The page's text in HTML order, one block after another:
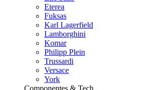
Eterea
Fuksas
Karl Lagerfield
Lamborghini
Komar
Philipp Plein
Trussardi
Versace
York
Componentes & Tech